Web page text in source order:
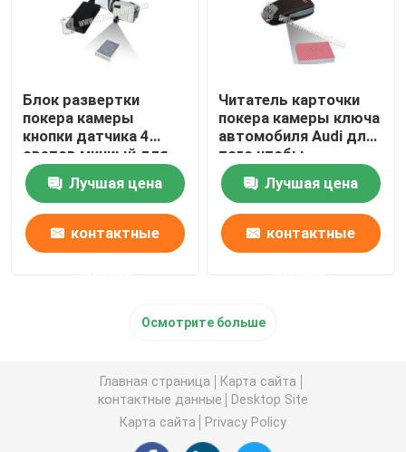
Блок развертки
покера камеры
кнопки датчика 4
светов миниый для
того чтобы
просмотреть коды
штриховой
маркировки играя
покер
Лучшая цена
контактные
Читатель карточки
покера камеры ключа
автомобиля Audi для
того чтобы
просмотреть
стороны кода
штриховой
маркировки
обжуливая играя
Лучшая цена
контактные
Осмотрите больше
Главная страница
Карта сайта
контактные данные
Desktop Site
Карта сайта
Privacy Policy